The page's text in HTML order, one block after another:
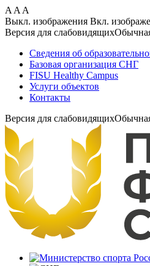
Перейти
к
основному
A A A
Выкл. изображения Вкл.
Версия для слабовидящих
Сведения об
Базовая организация СНГ
FISU Healthy Campus
Услуги объектов
Контакты
Версия для слабовидящих